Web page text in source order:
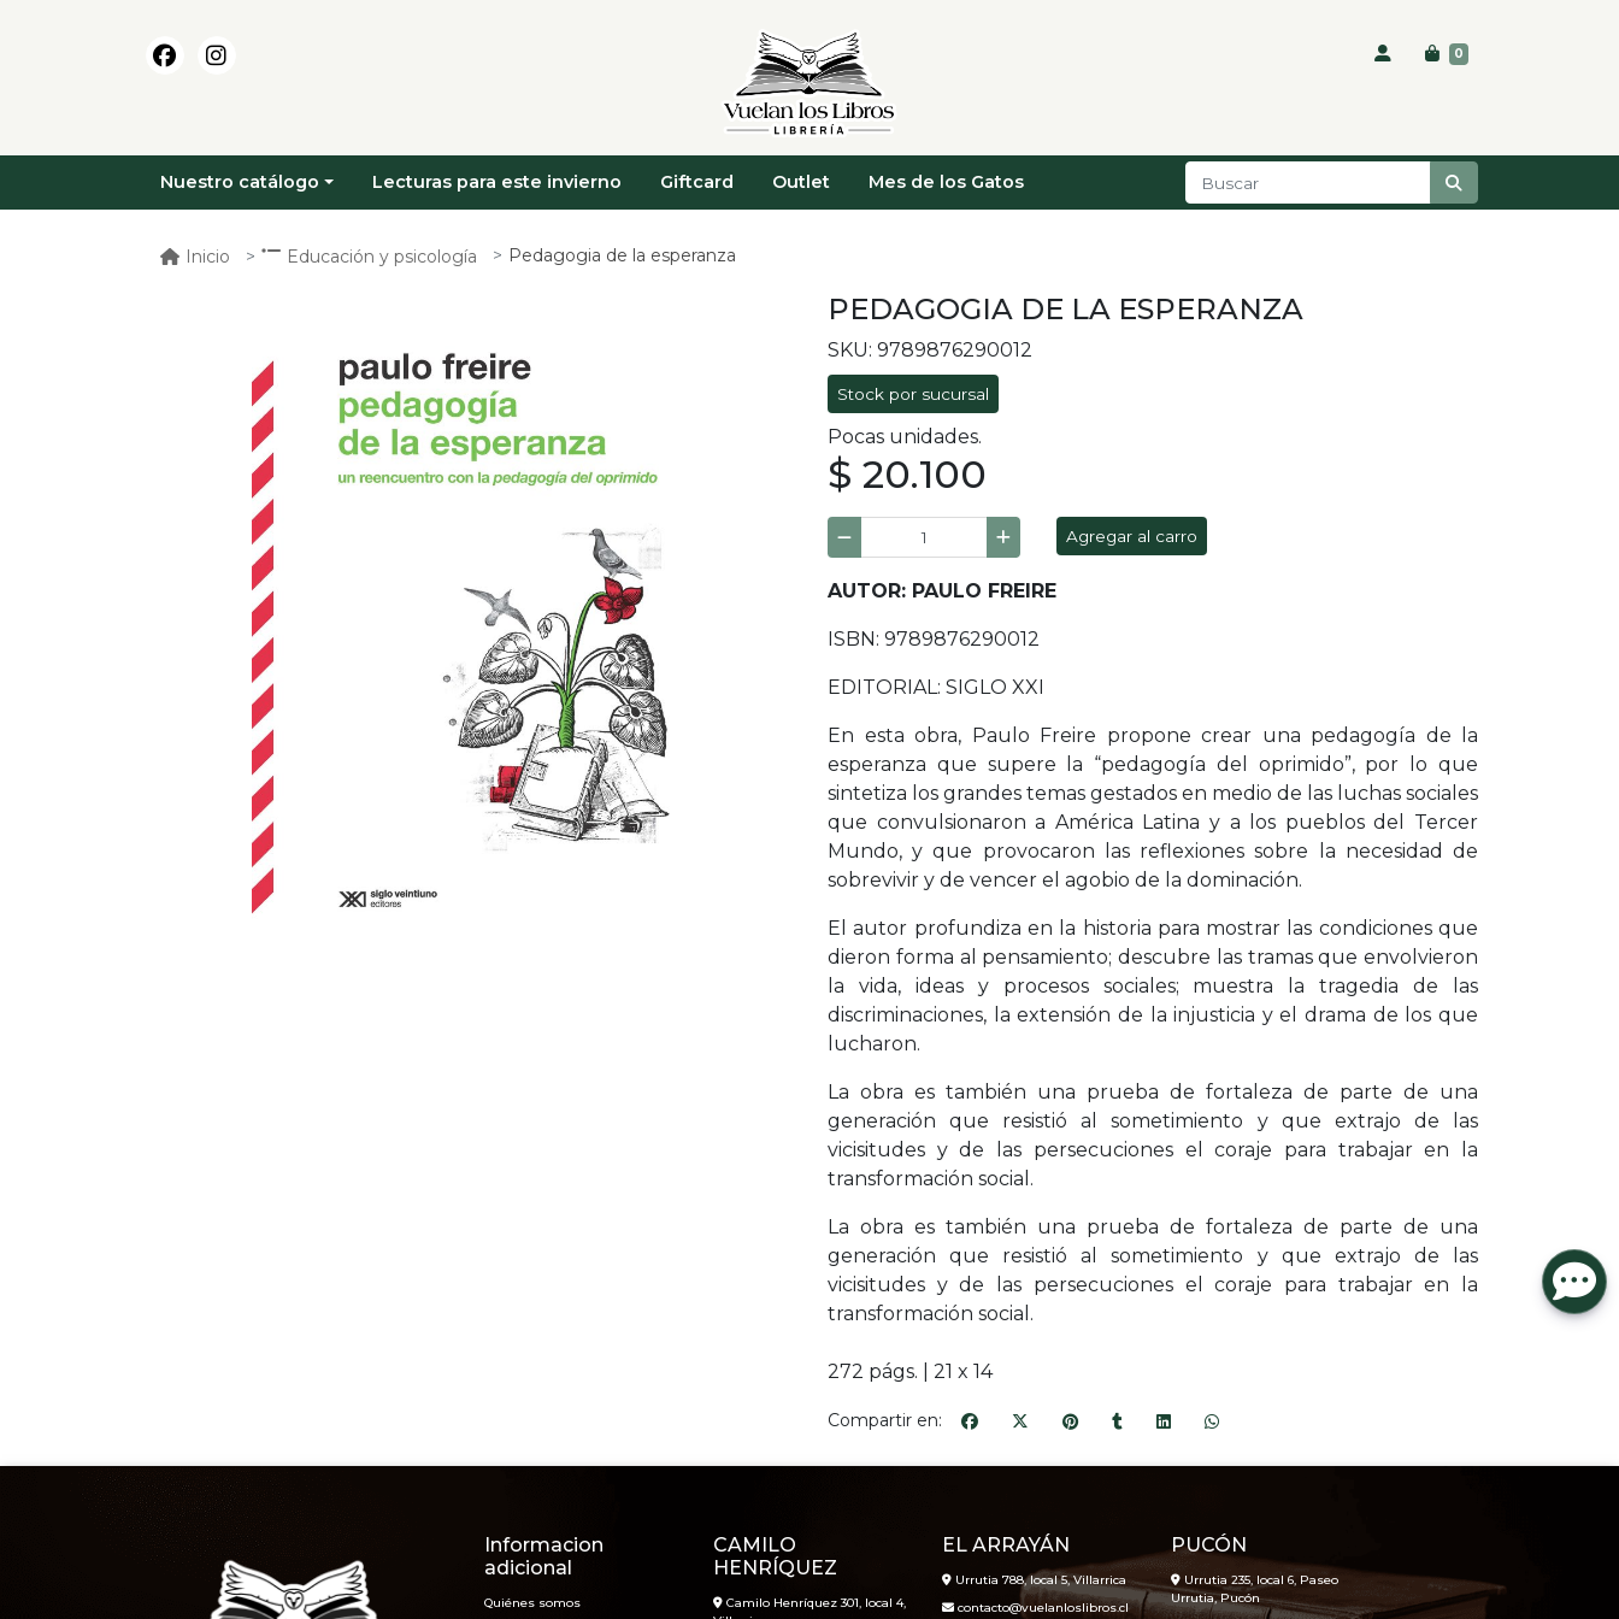
0
Nuestro catálogo Lecturas para este invierno Giftcard Outlet Mes de los Gatos
Inicio Educación y psicología Pedagogia de la esperanza
PEDAGOGIA DE LA ESPERANZA
SKU: 9789876290012
Stock por sucursal
Pocas unidades.
$ 20.100
Agregar al carro
AUTOR: PAULO FREIRE
ISBN: 9789876290012
EDITORIAL: SIGLO XXI
En esta obra, Paulo Freire propone crear una pedagogía de la
esperanza que supere la “pedagogía del oprimido”, por lo que
sintetiza los grandes temas gestados en medio de las luchas sociales
que convulsionaron a América Latina y a los pueblos del Tercer
Mundo, y que provocaron las reflexiones sobre la necesidad de
sobrevivir y de vencer el agobio de la dominación.
El autor profundiza en la historia para mostrar las condiciones que
dieron forma al pensamiento; descubre las tramas que envolvieron
la vida, ideas y procesos sociales; muestra la tragedia de las
discriminaciones, la extensión de la injusticia y el drama de los que
lucharon.
La obra es también una prueba de fortaleza de parte de una
generación que resistió al sometimiento y que extrajo de las
vicisitudes y de las persecuciones el coraje para trabajar en la
transformación social.
La obra es también una prueba de fortaleza de parte de una
generación que resistió al sometimiento y que extrajo de las
vicisitudes y de las persecuciones el coraje para trabajar en la
transformación social.
272 págs. | 21 x 14
Compartir en:
Informacion
adicional
Quiénes somos
CAMILO
HENRÍQUEZ
Camilo Henríquez 301, local 4,
EL ARRAYÁN
Urrutia 788, local 5, Villarrica
contacto@vuelanloslibros.cl
PUCÓN
Urrutia 235, local 6, Paseo
Urrutia, Pucón